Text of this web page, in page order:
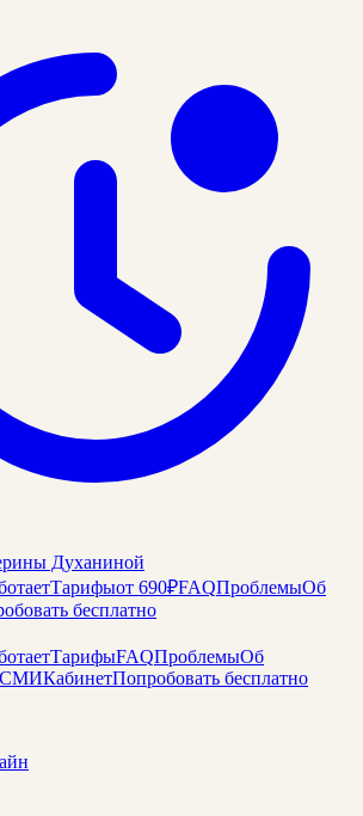
Духаниной
Тарифыот 690₽FAQПроблемыОб
бесплатно
ТарифыFAQПроблемыОб
СМИКабинетПопробовать бесплатно